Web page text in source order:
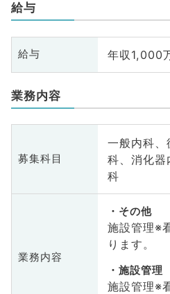
給与
給与 年収1,000
業務内容
募集科目
一般内科、
科、消化器
科
業務内容
その他
施設管理※
ります。
施設管理
施設管理※